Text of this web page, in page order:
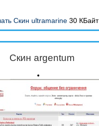
Скин ultramarine30 КБайт
Скин argentum